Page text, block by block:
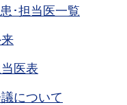
･担当医一覧
医表
について